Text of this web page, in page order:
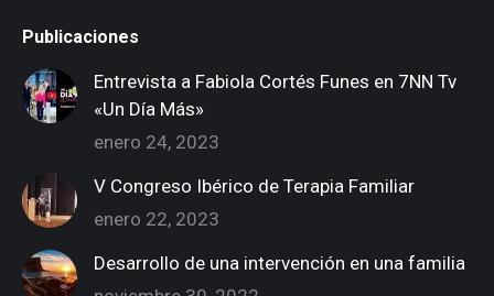
opens
in
new
window
opens
new
opens
in
new
window
opens
in
new
window
Publicaciones
Entrevista a Fabiola Cortés Funes en 7NN Tv
«Un Día Más»
enero 24, 2023
V Congreso Ibérico de Terapia Familiar
enero 22, 2023
Desarrollo de una intervención en una familia